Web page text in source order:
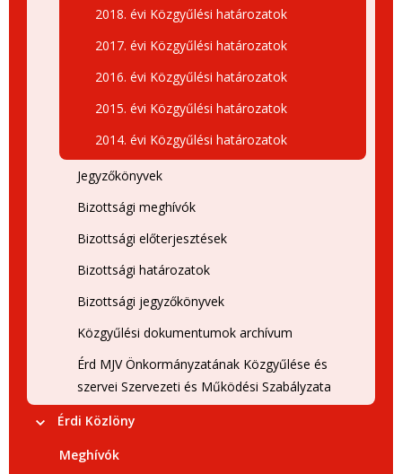
2018. évi Közgyűlési határozatok
2017. évi Közgyűlési határozatok
2016. évi Közgyűlési határozatok
2015. évi Közgyűlési határozatok
2014. évi Közgyűlési határozatok
Jegyzőkönyvek
Bizottsági meghívók
Bizottsági előterjesztések
Bizottsági határozatok
Bizottsági jegyzőkönyvek
Közgyűlési dokumentumok archívum
Érd MJV Önkormányzatának Közgyűlése és
szervei Szervezeti és Működési Szabályzata
Érdi Közlöny
Meghívók